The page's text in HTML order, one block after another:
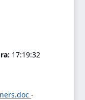
17:19:32
-